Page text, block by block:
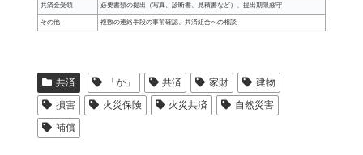
共済金受領 必要書類の提出（写真、診断書、見積書など）、提出期限厳守
その他 複数の連絡手段の事前確認、共済組合への相談
共済 「か」 共済 家財
建物
損害
火災保険 火災共済
自然災害
補償